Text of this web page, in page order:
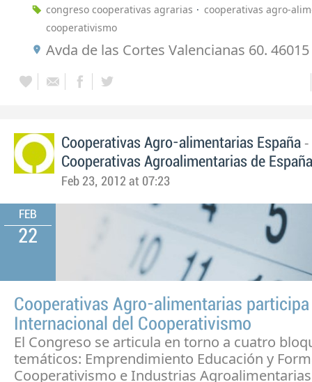
congreso cooperativas agrarias
cooperativas agro-
cooperativismo
Avda de las Cortes Valencianas 60.
Cooperativas Agro-alimentarias España -
Cooperativas Agroalimentarias de España
Feb 23, 2012 at 07:23
FEB
22
Cooperativas Agro-alimentarias
Internacional del Cooperativismo
El Congreso se articula en torno a cuatro
temáticos: Emprendimiento Educación y
Cooperativismo e Industrias